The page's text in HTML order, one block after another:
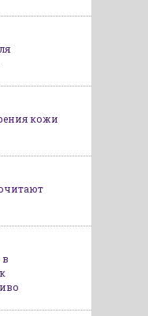
кожи